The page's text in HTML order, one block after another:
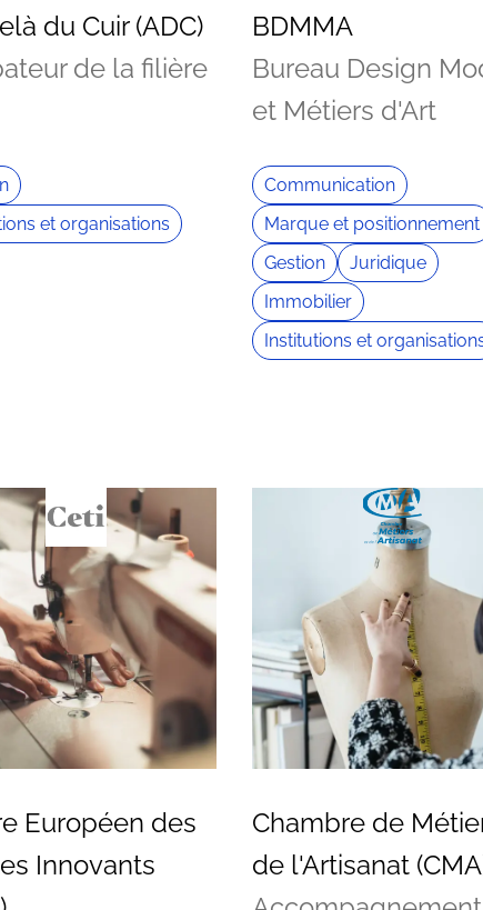
du Cuir (ADC)
de la filière
et organisations
BDMMA
Bureau Design
et Métiers d'Art
Communication
Marque et positionnement
Gestion
Juridique
Immobilier
Institutions et
Européen des
Innovants
Chambre de
de l'Artisanat